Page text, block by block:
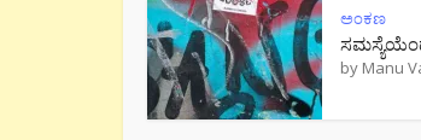
ಅಂಕಣ
by Manu